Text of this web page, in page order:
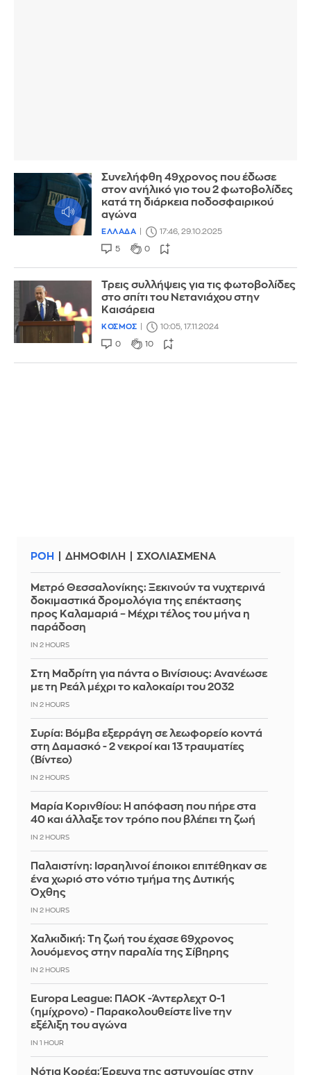
Συνελήφθη 49χρονος που έδωσε
στον ανήλικό γιο του 2 φωτοβολίδες
κατά τη διάρκεια ποδοσφαιρικού
αγώνα
ΕΛΛΑΔΑ 17:46, 29.10.2025
5 0
Τρεις συλλήψεις για τις φωτοβολίδες
στο σπίτι του Νετανιάχου στην
Καισάρεια
ΚΟΣΜΟΣ 10:05, 17.11.2024
0 10
ΡΟΗ ΔΗΜΟΦΙΛΗ ΣΧΟΛΙΑΣΜΕΝΑ
Μετρό Θεσσαλονίκης: Ξεκινούν τα νυχτερινά
δοκιμαστικά δρομολόγια της επέκτασης
προς Καλαμαριά – Μέχρι τέλος του μήνα η
παράδοση
IN 2 HOURS
Στη Μαδρίτη για πάντα ο Βινίσιους: Ανανέωσε
με τη Ρεάλ μέχρι το καλοκαίρι του 2032
IN 2 HOURS
Συρία: Βόμβα εξερράγη σε λεωφορείο κοντά
στη Δαμασκό - 2 νεκροί και 13 τραυματίες
(Βίντεο)
IN 2 HOURS
Μαρία Κορινθίου: Η απόφαση που πήρε στα
40 και άλλαξε τον τρόπο που βλέπει τη ζωή
IN 2 HOURS
Παλαιστίνη: Ισραηλινοί έποικοι επιτέθηκαν σε
ένα χωριό στο νότιο τμήμα της Δυτικής
Όχθης
IN 2 HOURS
Χαλκιδική: Τη ζωή του έχασε 69χρονος
λουόμενος στην παραλία της Σίβηρης
IN 2 HOURS
Europa League: ΠΑΟΚ -Άντερλεχτ 0-1
(ημίχρονο) - Παρακολουθείστε live την
εξέλιξη του αγώνα
IN 1 HOUR
Νότια Κορέα: Έρευνα της αστυνομίας στην